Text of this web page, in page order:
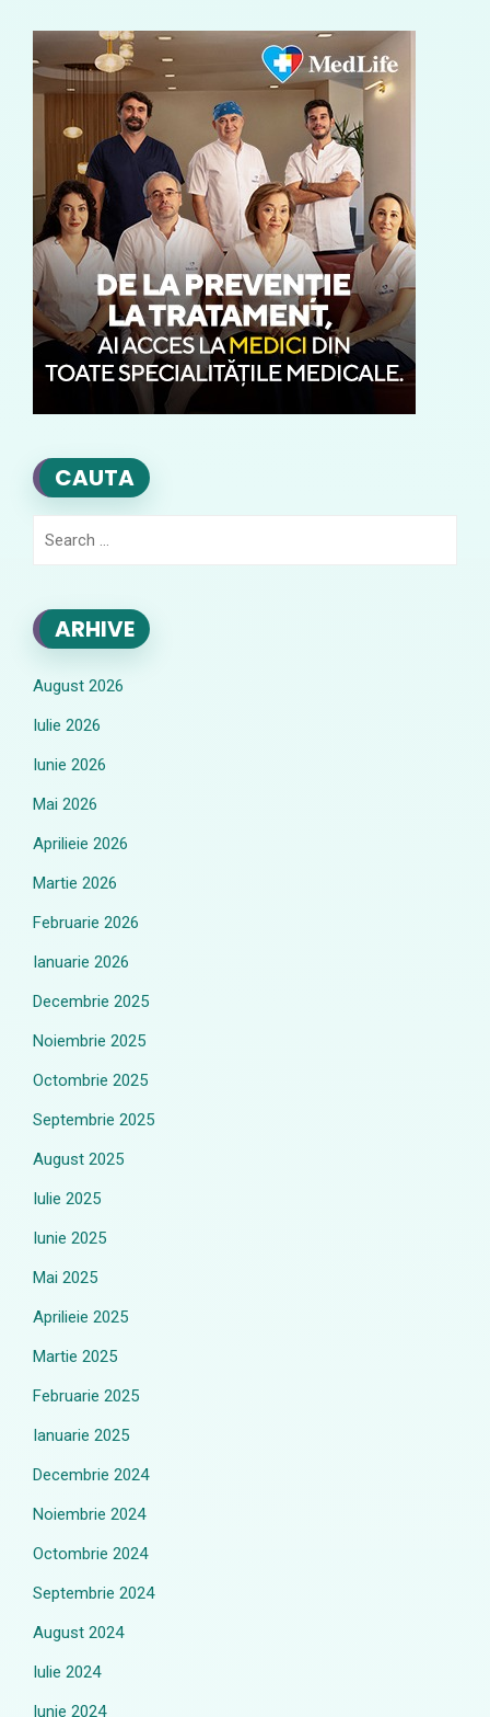
CAUTA
ARHIVE
August 2026
Iulie 2026
Iunie 2026
Mai 2026
Aprilieie 2026
Martie 2026
Februarie 2026
Ianuarie 2026
Decembrie 2025
Noiembrie 2025
Octombrie 2025
Septembrie 2025
August 2025
Iulie 2025
Iunie 2025
Mai 2025
Aprilieie 2025
Martie 2025
Februarie 2025
Ianuarie 2025
Decembrie 2024
Noiembrie 2024
Octombrie 2024
Septembrie 2024
August 2024
Iulie 2024
Iunie 2024